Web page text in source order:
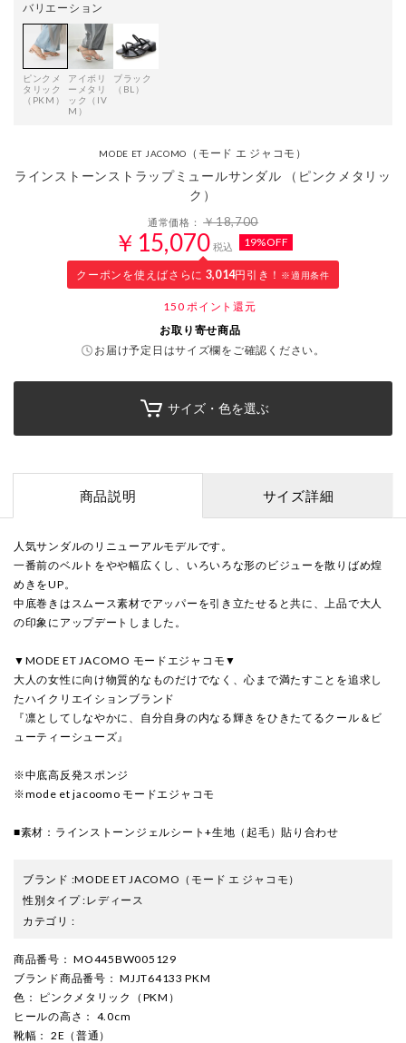
バリエーション
ピンクメ
タリック
（PKM）
アイボリ
ーメタリ
ック（IV
M）
ブラック
（BL）
MODE ET JACOMO （モード エ ジャコモ）
ラインストーンストラップミュールサンダル （ピンクメタリッ
ク）
通常価格：￥18,700
￥15,070 税込 19%OFF
クーポンを使えばさらに 3,014円引き！ ※適用条件
150 ポイント還元
お取り寄せ商品
お届け予定日はサイズ欄をご確認ください。
サイズ・色を選ぶ
商品説明 サイズ詳細
人気サンダルのリニューアルモデルです。
一番前のベルトをやや幅広くし、いろいろな形のビジューを散りばめ煌
めきをUP。
中底巻きはスムース素材でアッパーを引き立たせると共に、上品で大人
の印象にアップデートしました。
▼MODE ET JACOMO モードエジャコモ▼
大人の女性に向け物質的なものだけでなく、心まで満たすことを追求し
たハイクリエイションブランド
『凛としてしなやかに、自分自身の内なる輝きをひきたてるクール＆ビ
ューティーシューズ』
※中底高反発スポンジ
※mode et jacoomo モードエジャコモ
■素材：ラインストーンジェルシート+生地（起毛）貼り合わせ
ブランド :MODE ET JACOMO （モード エ ジャコモ）
性別タイプ:レディース
カテゴリ :
商品番号 ： MO445BW005129
ブランド商品番号 ： MJJT64133 PKM
色 ： ピンクメタリック（PKM）
ヒールの高さ ： 4.0cm
靴幅 ： 2E（普通）